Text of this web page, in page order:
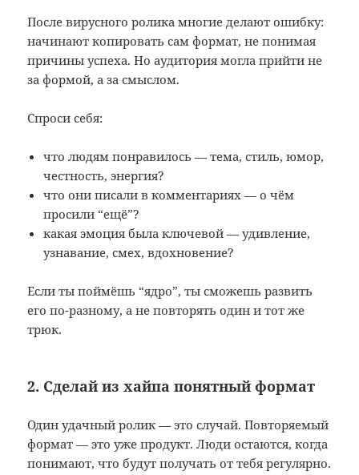
После вирусного ролика многие делают ошибку:
начинают копировать сам формат, не понимая
причины успеха. Но аудитория могла прийти не
за формой, а за смыслом.
Спроси себя:
что людям понравилось — тема, стиль, юмор,
честность, энергия?
что они писали в комментариях — о чём
просили “ещё”?
какая эмоция была ключевой — удивление,
узнавание, смех, вдохновение?
Если ты поймёшь “ядро”, ты сможешь развить
его по-разному, а не повторять один и тот же
трюк.
2. Сделай из хайпа понятный формат
Один удачный ролик — это случай. Повторяемый
формат — это уже продукт. Люди остаются, когда
понимают, что будут получать от тебя регулярно.